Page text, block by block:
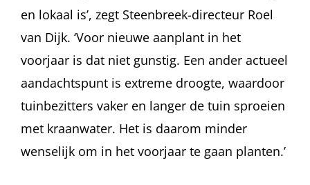
en lokaal is’, zegt Steenbreek-directeur Roel
van Dijk. ‘Voor nieuwe aanplant in het
voorjaar is dat niet gunstig. Een ander actueel
aandachtspunt is extreme droogte, waardoor
tuinbezitters vaker en langer de tuin sproeien
met kraanwater. Het is daarom minder
wenselijk om in het voorjaar te gaan planten.’